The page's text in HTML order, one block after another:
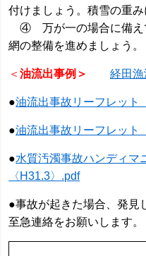
付けましょう。積雪の重み
④ 万が一の場合に備え
網の整備を進めましょう。
＜油流出事例＞ 経田
●油流出事故リーフレット
●油流出事故リーフレット
●水質汚濁事故ハンディマ
〈H31.3〉.pdf
●事故が起きた場合、発見
至急連絡をお願いします。